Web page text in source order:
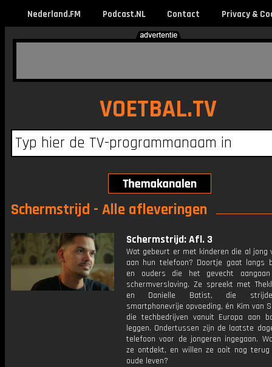
Nederland.FM Podcast.NL Contact Privacy &
VOETBAL.TV
Schermstrijd - Alle afleveringen
Schermstrijd: Afl. 3
Wat gebeurt er met kinderen die al jong
aan hun telefoon? Doortje gaat langs
en ouders die het gevecht
schermverslaving. Ze spreekt met
en Danielle Batist, die
smartphonevrije opvoeding, én Kim van
die techbedrijven vanuit Europa aan
leggen. Ondertussen zijn de laatste
telefoon voor de jongeren ingegaan.
ze ontdekt, en willen ze ooit nog terug
oude leven?